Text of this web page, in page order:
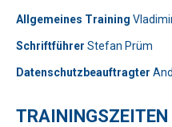
Allgemeines Training
Schriftführer Stefan Prüm
Datenschutzbeauftragter
TRAININGSZEITEN